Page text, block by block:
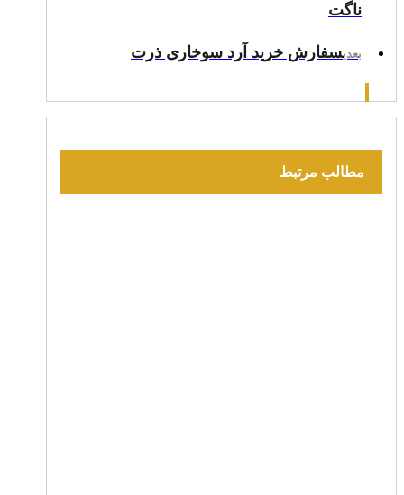
ناگت
بعدیسفارش خرید آرد سوخاری ذرت
مطالب مرتبط